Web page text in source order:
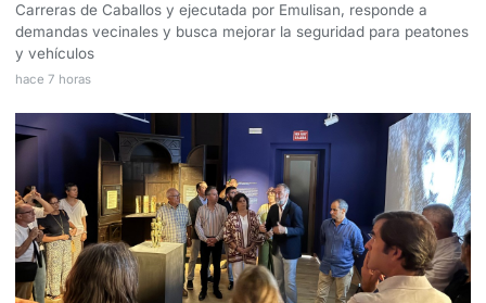
Carreras de Caballos y ejecutada por Emulisan, responde a
demandas vecinales y busca mejorar la seguridad para peatones
y vehículos
hace 7 horas